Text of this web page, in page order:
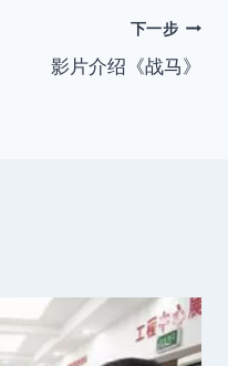
下一步
影片介绍《战马》